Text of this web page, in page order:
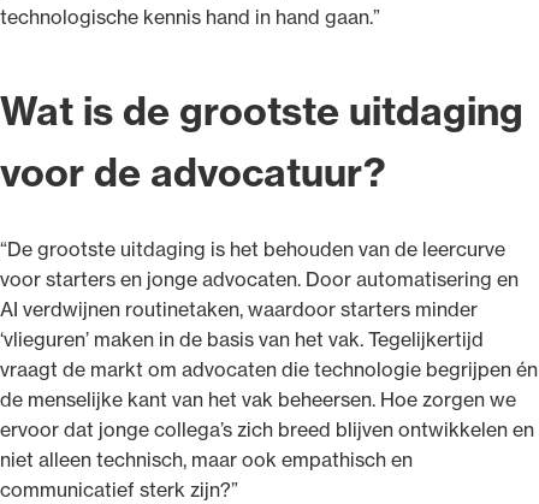
technologische kennis hand in hand gaan.”
Wat is de grootste uitdaging
voor de advocatuur?
“De grootste uitdaging is het behouden van de leercurve
voor starters en jonge advocaten. Door automatisering en
AI verdwijnen routinetaken, waardoor starters minder
‘vlieguren’ maken in de basis van het vak. Tegelijkertijd
vraagt de markt om advocaten die technologie begrijpen én
de menselijke kant van het vak beheersen. Hoe zorgen we
ervoor dat jonge collega’s zich breed blijven ontwikkelen en
niet alleen technisch, maar ook empathisch en
communicatief sterk zijn?”